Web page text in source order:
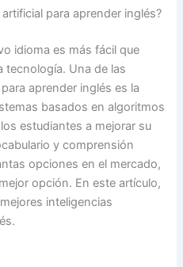
para aprender inglés?
idioma es más fácil que
tecnología. Una de las
aprender inglés es la
basados en algoritmos
estudiantes a mejorar su
y comprensión
opciones en el mercado,
opción. En este artículo,
inteligencias